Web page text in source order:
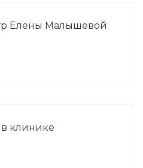
Елены Малышевой
клинике